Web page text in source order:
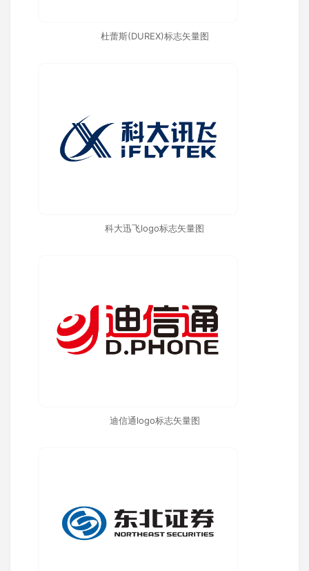
杜蕾斯(DUREX)标志矢量图
科大迅飞logo标志矢量图
迪信通logo标志矢量图